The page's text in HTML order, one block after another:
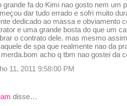
grande fa do Kimi nao gosto nem um
dar tudo errado e sofri muito
dedicado ao massa e obviamento
e uma grande bosta do que um
o contrato dele. mas mesmo
de spa que realmente nao da
acho q tbm nao gostei da
11, 2011 9:58:00 PM
disse…